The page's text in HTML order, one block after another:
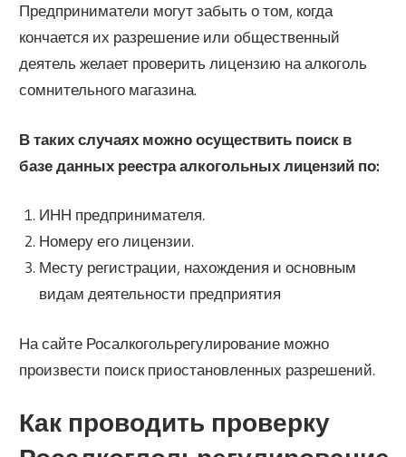
Предприниматели могут забыть о том, когда
кончается их разрешение или общественный
деятель желает проверить лицензию на алкоголь
сомнительного магазина.
В таких случаях можно осуществить поиск в
базе данных реестра алкогольных лицензий по:
ИНН предпринимателя.
Номеру его лицензии.
Месту регистрации, нахождения и основным
видам деятельности предприятия
На сайте Росалкогольрегулирование можно
произвести поиск приостановленных разрешений.
Как проводить проверку